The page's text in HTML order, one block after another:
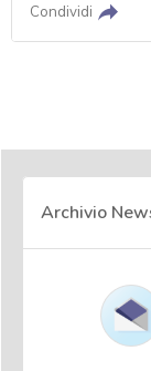
Condividi
Archivio